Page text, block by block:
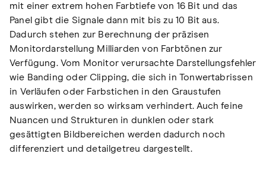
mit einer extrem hohen Farbtiefe von 16 Bit und das
Panel gibt die Signale dann mit bis zu 10 Bit aus.
Dadurch stehen zur Berechnung der präzisen
Monitordarstellung Milliarden von Farbtönen zur
Verfügung. Vom Monitor verursachte Darstellungsfehler
wie Banding oder Clipping, die sich in Tonwertabrissen
in Verläufen oder Farbstichen in den Graustufen
auswirken, werden so wirksam verhindert. Auch feine
Nuancen und Strukturen in dunklen oder stark
gesättigten Bildbereichen werden dadurch noch
differenziert und detailgetreu dargestellt.